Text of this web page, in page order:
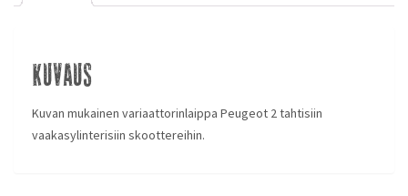
Kuvaus
Kuvan mukainen variaattorinlaippa Peugeot 2 tahtisiin
vaakasylinterisiin skoottereihin.